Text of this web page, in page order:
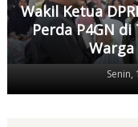
Wakil Ketua
Perda P4GN
Senin,